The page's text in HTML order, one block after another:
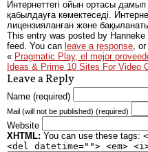
Интернеттегі ойын ортасы
қабылдауға көмектеседі.
лицензияланған және
This entry was posted by Hanneke
feed. You can leave a response, or
« Pragmatic Play, el mejor
Ideas & Prime 10 Sites For Video
Leave a Reply
Name (required)
Mail (will not be published) (required)
Website
XHTML: You can use these tags:
<del datetime=""> <em>